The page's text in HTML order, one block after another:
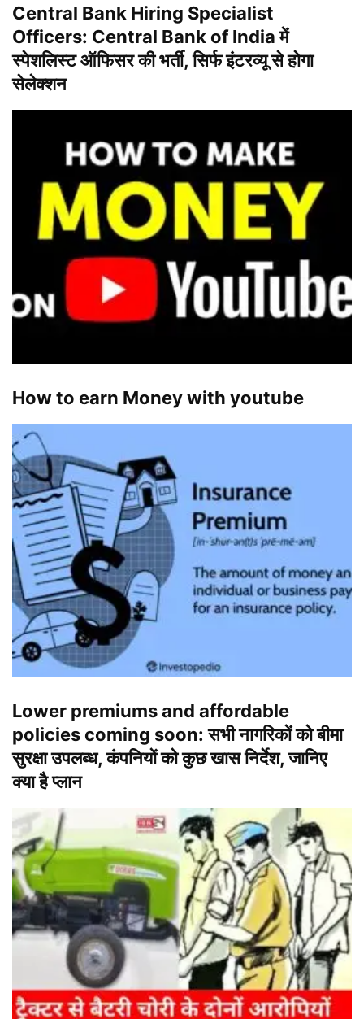
Central Bank Hiring Specialist
Officers: Central Bank of India में
स्पेशलिस्ट ऑफिसर की भर्ती, सिर्फ इंटरव्यू से होगा
सेलेक्शन
How to earn Money with youtube
Lower premiums and affordable
policies coming soon: सभी नागरिकों को बीमा
सुरक्षा उपलब्ध, कंपनियों को कुछ खास निर्देश, जानिए
क्या है प्लान